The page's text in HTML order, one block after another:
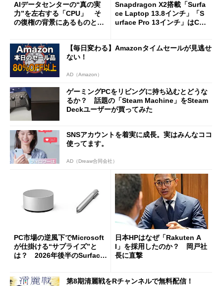
AIデータセンターの“真の実
力”を左右する「CPU」 そ
の復権の背景にあるものと
Snapdragon X2搭載「Surfa
ce Laptop 13.8インチ」「S
urface Pro 13インチ」はCop
た
【毎日変わる】Amazonタイムセールが見逃せ
ない！
AD（Amazon）
ゲーミングPCをリビングに持ち込むとどうな
るか？ 話題の「Steam Machine」をSteam
Deckユーザーが買ってみた
SNSアカウントを着実に成長。実はみんなココ
使ってます。
AD（Dreaw合同会社）
PC市場の逆風下でMicrosoft
が仕掛ける“サプライズ”と
は？ 2026年後半のSurface
日本HPはなぜ「Rakuten A
I」を採用したのか？ 岡戸社
長に直撃
第8期清麗戦をRチャンネルで無料配信！